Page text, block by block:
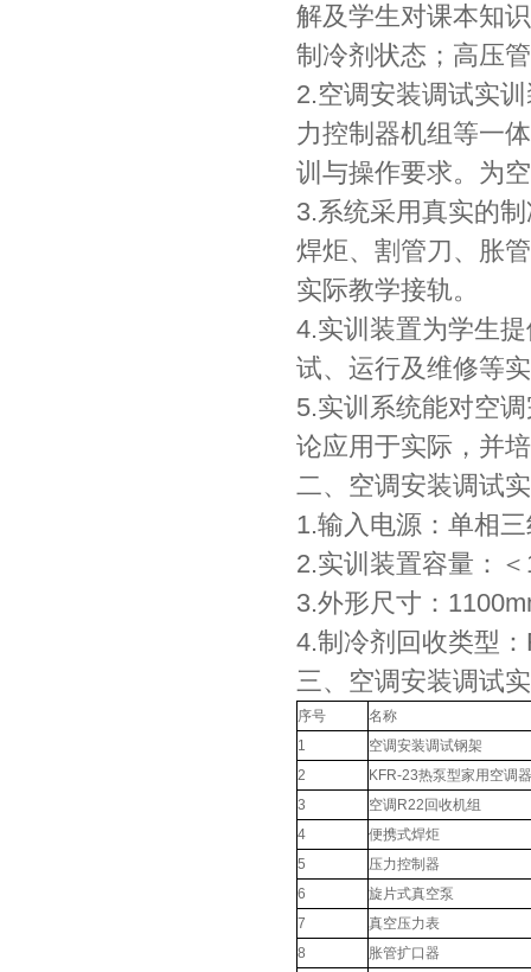
解及学生对课本知
制冷剂状态；高压
2.空调安装调试实
力控制器机组等一
训与操作要求。为
3.系统采用真实的
焊炬、割管刀、胀
实际教学接轨。
4.实训装置为学生
试、运行及维修等
5.实训系统能对空
论应用于实际，并
二、空调安装调试
1.输入电源：单相
2.实训装置容量：
3.外形尺寸：
4.制冷剂回收类型
三、空调安装调试
序号
名称
1
空调安装调试钢架
2
KFR-23热泵型家用空调
3
空调R22回收机组
4
便携式焊炬
5
压力控制器
6
旋片式真空泵
7
真空压力表
8
胀管扩口器